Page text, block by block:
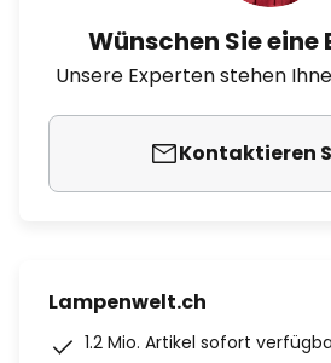
Wünschen Sie eine
Unsere Experten stehen
Kontaktieren
Lampenwelt.ch
1.2 Mio. Artikel sofort